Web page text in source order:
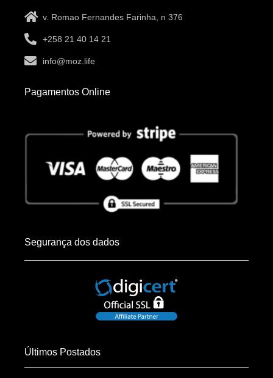
v. Romao Fernandes Farinha, n 376
+258 21 40 14 21
info@moz.life
Pagamentos Online
Segurança dos dados
Últimos Postados